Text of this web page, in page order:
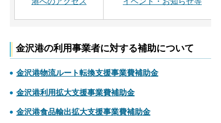
金沢港の利用事業者に対する補助について
金沢港物流ルート転換支援事業費補助金
金沢港利用拡大支援事業費補助金
金沢港食品輸出拡大支援事業費補助金